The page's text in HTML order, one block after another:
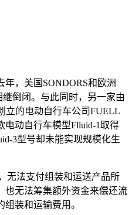
年，美国SONDORS和欧洲
倒闭。与此同时，另一家由
立的电动自行车公司FUELL
电动自行车模型Flluid-1取得
3型号却未能实现规模化生
无法支付组装和运送产品所
也无法筹集额外资金来偿还流
装和运输费用。